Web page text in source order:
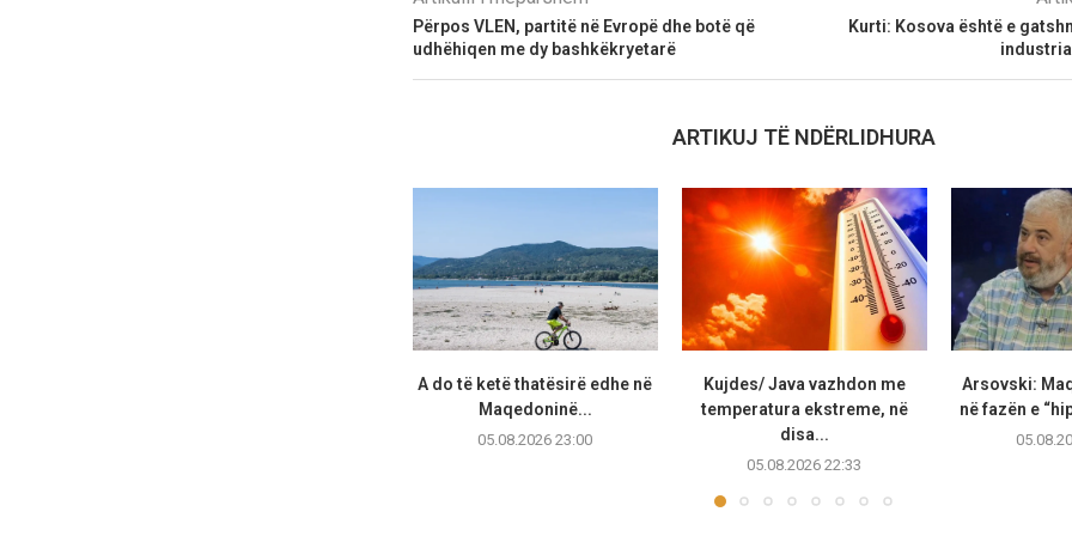
Përpos VLEN, partitë në Evropë dhe botë që
udhëhiqen me dy bashkëkryetarë
Kurti: Kosova është e
ARTIKUJ TË NDËRLIDHURA
A do të ketë thatësirë edhe në
Maqedoninë...
05.08.2026 23:00
Kujdes/ Java vazhdon me
temperatura ekstreme, në
disa...
05.08.2026 22:33
Arsovski:
në fazën e